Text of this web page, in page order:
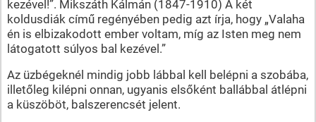
kezével!”. Mikszáth Kálmán (1847-1910) A két
koldusdiák című regényében pedig azt írja, hogy „Valaha
én is elbizakodott ember voltam, míg az Isten meg nem
látogatott súlyos bal kezével.”
Az üzbégeknél mindig jobb lábbal kell belépni a szobába,
illetőleg kilépni onnan, ugyanis elsőként ballábbal átlépni
a küszöböt, balszerencsét jelent.